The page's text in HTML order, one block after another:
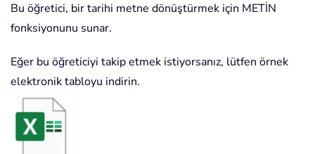
Bu öğretici, bir tarihi metne dönüştürmek için METİN
fonksiyonunu sunar.
Eğer bu öğreticiyi takip etmek istiyorsanız, lütfen örnek
elektronik tabloyu indirin.